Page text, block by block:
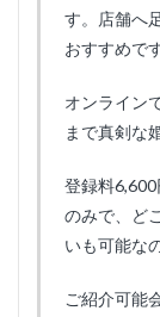
す。店舗へ
おすすめです
オンライン
まで真剣な
登録料6,600
のみで、ど
いも可能な
ご紹介可能